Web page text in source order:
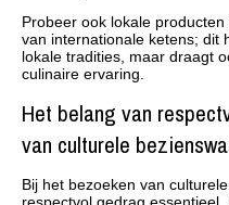
Probeer ook lokale
van internationale ketens; dit
lokale tradities, maar draagt
culinaire ervaring.
Het belang van
van culturele
Bij het bezoeken van